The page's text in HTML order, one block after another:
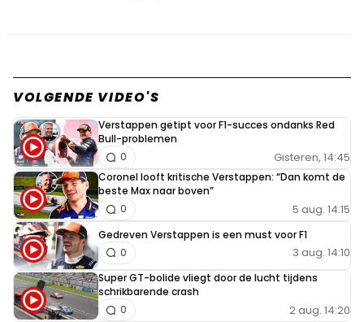
VOLGENDE VIDEO'S
Verstappen getipt voor F1-succes ondanks Red
Bull-problemen
Gisteren, 14:45
0
Coronel looft kritische Verstappen: “Dan komt de
beste Max naar boven”
5 aug. 14:15
0
Gedreven Verstappen is een must voor F1
3 aug. 14:10
0
Super GT-bolide vliegt door de lucht tijdens
schrikbarende crash
2 aug. 14:20
0